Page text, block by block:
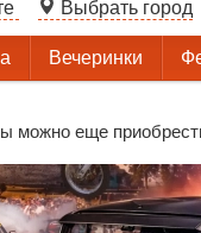
Выбрать город
Вечеринки
можно еще